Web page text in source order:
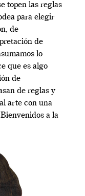
topen las reglas
para elegir
de
de
lo
que es algo
de
de reglas y
arte con una
a la